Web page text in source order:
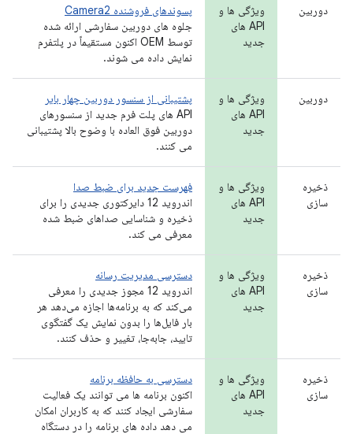
دوربین
ویژگی ها و
API های
جدید
پسوندهای فروشنده Camera2
جلوه های دوربین سفارشی ارائه شده
توسط OEM اکنون مستقیماً در پلتفرم
نمایش داده می شوند.
دوربین
ویژگی ها و
API های
جدید
پشتیبانی از سنسور دوربین چهار بایر
API های پلت فرم جدید از سنسورهای
دوربین فوق العاده با وضوح بالا پشتیبانی
می کنند.
ذخیره
سازی
ویژگی ها و
API های
جدید
فهرست جدید برای ضبط صدا
اندروید 12 دایرکتوری جدیدی را برای
ذخیره و شناسایی صداهای ضبط شده
معرفی می کند.
ذخیره
سازی
ویژگی ها و
API های
جدید
دسترسی مدیریت رسانه
اندروید 12 مجوز جدیدی را معرفی
می‌کند که به برنامه‌ها اجازه می‌دهد هر
بار فایل‌ها را بدون نمایش یک گفتگوی
تایید، جابه‌جا، تغییر و حذف کنند.
ذخیره
سازی
ویژگی ها و
API های
جدید
دسترسی به حافظه برنامه
اکنون برنامه ها می توانند یک فعالیت
سفارشی ایجاد کنند که به کاربران امکان
می دهد داده های برنامه را در دستگاه